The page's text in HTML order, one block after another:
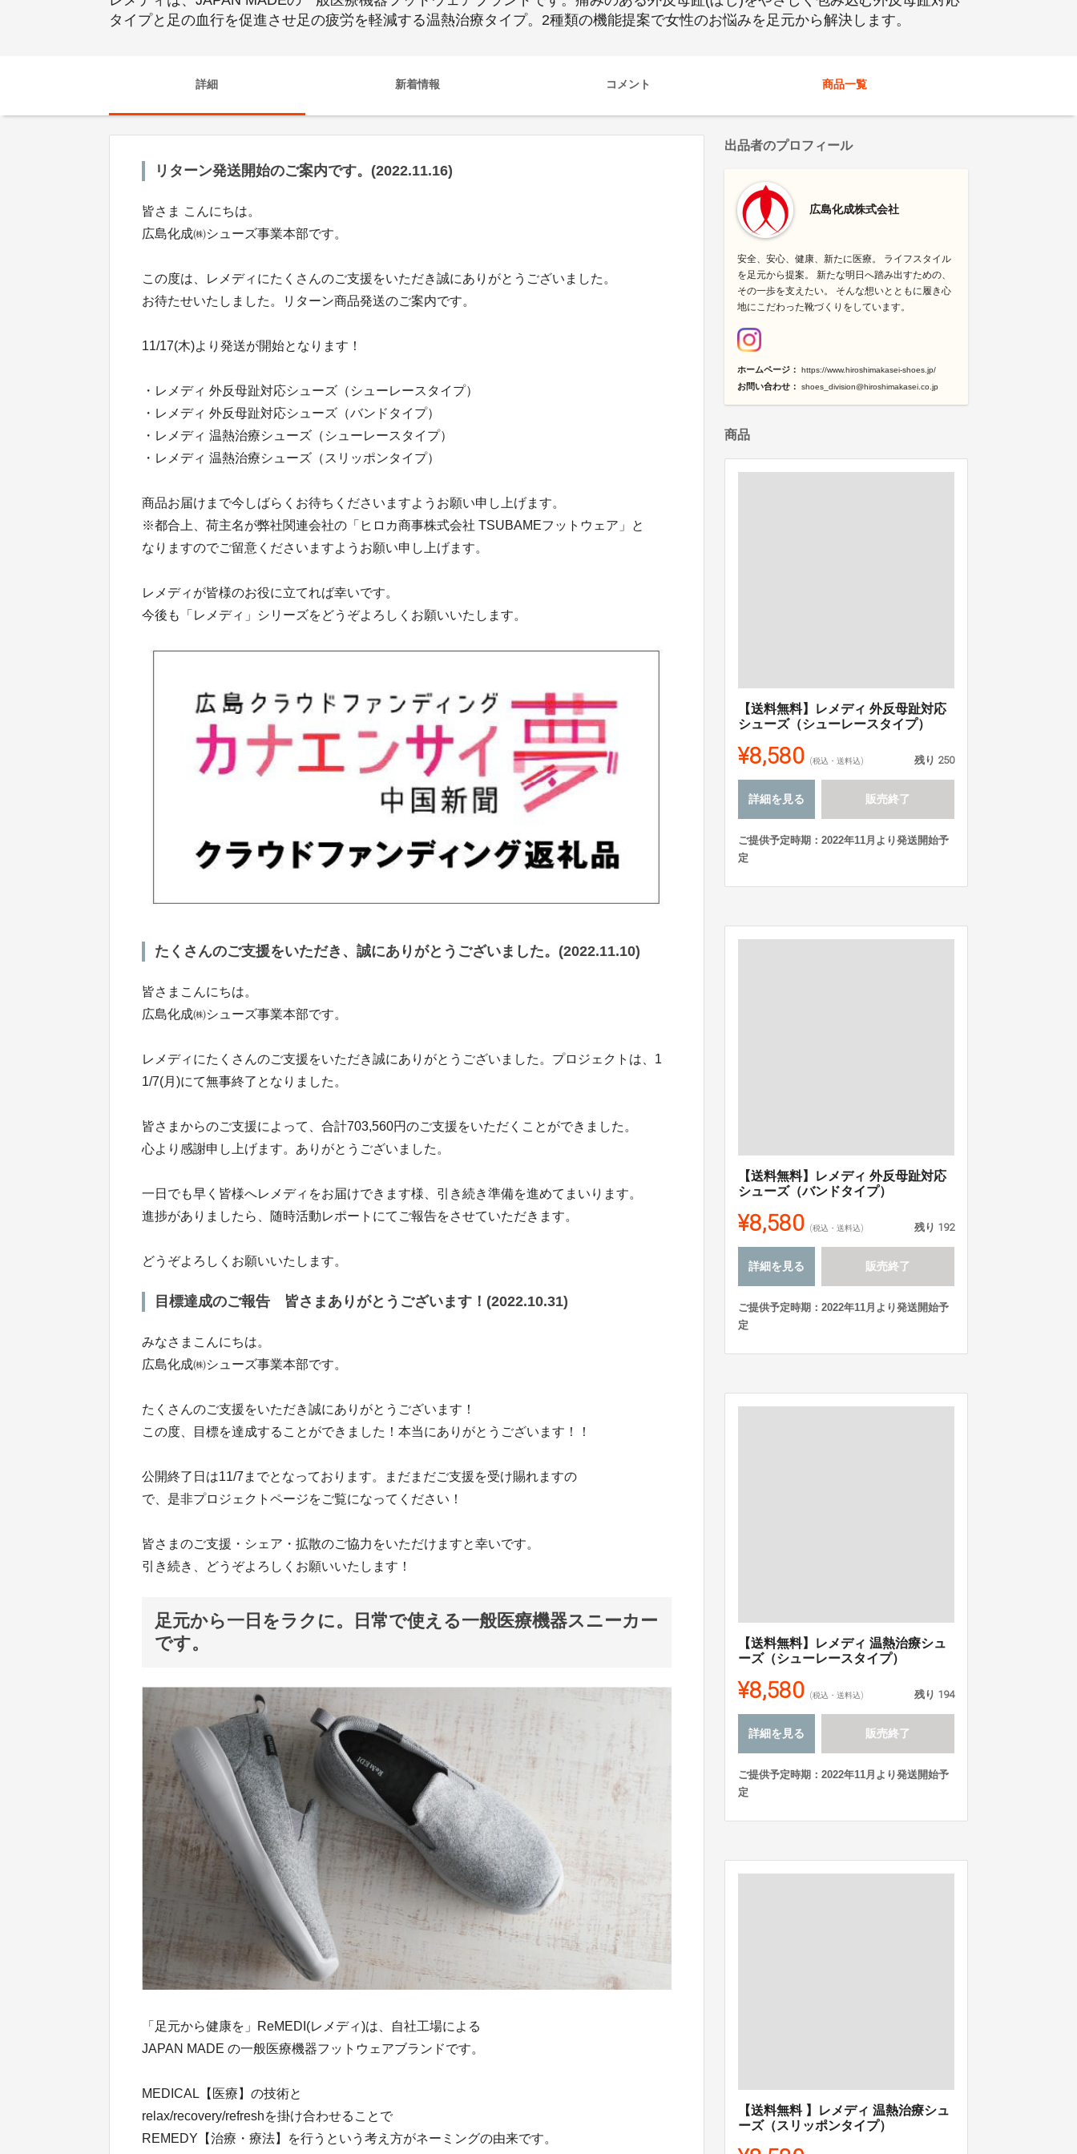
タイプと足の血行を促進させ足の疲労を軽減する温熱治療タイプ。2種類の機能提案で女性のお悩みを足元から解決します。
詳細 新着情報 コメント 商品一覧
リターン発送開始のご案内です。(2022.11.16)
皆さま こんにちは。
広島化成㈱シューズ事業本部です。
この度は、レメディにたくさんのご支援をいただき誠にありがとうございました。
お待たせいたしました。リターン商品発送のご案内です。
11/17(木)より発送が開始となります！
・レメディ 外反母趾対応シューズ（シューレースタイプ）
・レメディ 外反母趾対応シューズ（バンドタイプ）
・レメディ 温熱治療シューズ（シューレースタイプ）
・レメディ 温熱治療シューズ（スリッポンタイプ）
商品お届けまで今しばらくお待ちくださいますようお願い申し上げます。
※都合上、荷主名が弊社関連会社の「ヒロカ商事株式会社 TSUBAMEフットウェア」と
なりますのでご留意くださいますようお願い申し上げます。
レメディが皆様のお役に立てれば幸いです。
今後も「レメディ」シリーズをどうぞよろしくお願いいたします。
たくさんのご支援をいただき、誠にありがとうございました。(2022.11.10)
皆さまこんにちは。
広島化成㈱シューズ事業本部です。
レメディにたくさんのご支援をいただき誠にありがとうございました。プロジェクトは、1
1/7(月)にて無事終了となりました。
皆さまからのご支援によって、合計703,560円のご支援をいただくことができました。
心より感謝申し上げます。ありがとうございました。
一日でも早く皆様へレメディをお届けできます様、引き続き準備を進めてまいります。
進捗がありましたら、随時活動レポートにてご報告をさせていただきます。
どうぞよろしくお願いいたします。
目標達成のご報告 皆さまありがとうございます！(2022.10.31)
みなさまこんにちは。
広島化成㈱シューズ事業本部です。
たくさんのご支援をいただき誠にありがとうございます！
この度、目標を達成することができました！本当にありがとうございます！！
公開終了日は11/7までとなっております。まだまだご支援を受け賜れますの
で、是非プロジェクトページをご覧になってください！
皆さまのご支援・シェア・拡散のご協力をいただけますと幸いです。
引き続き、どうぞよろしくお願いいたします！
足元から一日をラクに。日常で使える一般医療機器スニーカー
です。
「足元から健康を」ReMEDI(レメディ)は、自社工場による
JAPAN MADE の一般医療機器フットウェアブランドです。
MEDICAL【医療】の技術と
relax/recovery/refreshを掛け合わせることで
REMEDY【治療・療法】を行うという考え方がネーミングの由来です。
出品者のプロフィール
広島化成株式会社
安全、安心、健康、新たに医療。 ライフスタイル
を足元から提案。 新たな明日へ踏み出すための、
その一歩を支えたい。 そんな想いとともに履き心
地にこだわった靴づくりをしています。
ホームページ： https://www.hiroshimakasei-shoes.jp/
お問い合わせ： shoes_division@hiroshimakasei.co.jp
商品
【送料無料】レメディ 外反母趾対応
シューズ（シューレースタイプ）
¥8,580 (税込・送料込) 残り 250
詳細を見る 販売終了
ご提供予定時期：2022年11月より発送開始予
定
【送料無料】レメディ 外反母趾対応
シューズ（バンドタイプ）
¥8,580 (税込・送料込) 残り 192
詳細を見る 販売終了
ご提供予定時期：2022年11月より発送開始予
定
【送料無料】レメディ 温熱治療シュ
ーズ（シューレースタイプ）
¥8,580 (税込・送料込) 残り 194
詳細を見る 販売終了
ご提供予定時期：2022年11月より発送開始予
定
【送料無料 】レメディ 温熱治療シュ
ーズ（スリッポンタイプ）